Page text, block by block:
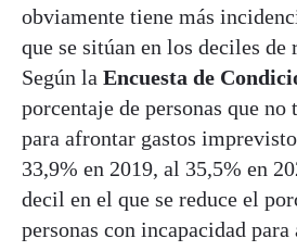
obviamente tiene más
que se sitúan en los deciles de
Según la Encuesta de
porcentaje de personas que no
para afrontar gastos
33,9% en 2019, al 35,5% en
decil en el que se reduce el
personas con incapacidad para